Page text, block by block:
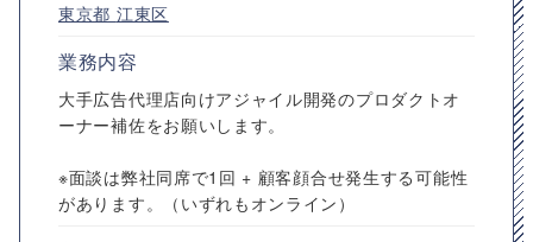
東京都 江東区
業務内容
大手広告代理店向けアジャイル開発のプロダクトオ
ーナー補佐をお願いします。
※面談は弊社同席で1回 + 顧客顔合せ発生する可能性
があります。（いずれもオンライン）